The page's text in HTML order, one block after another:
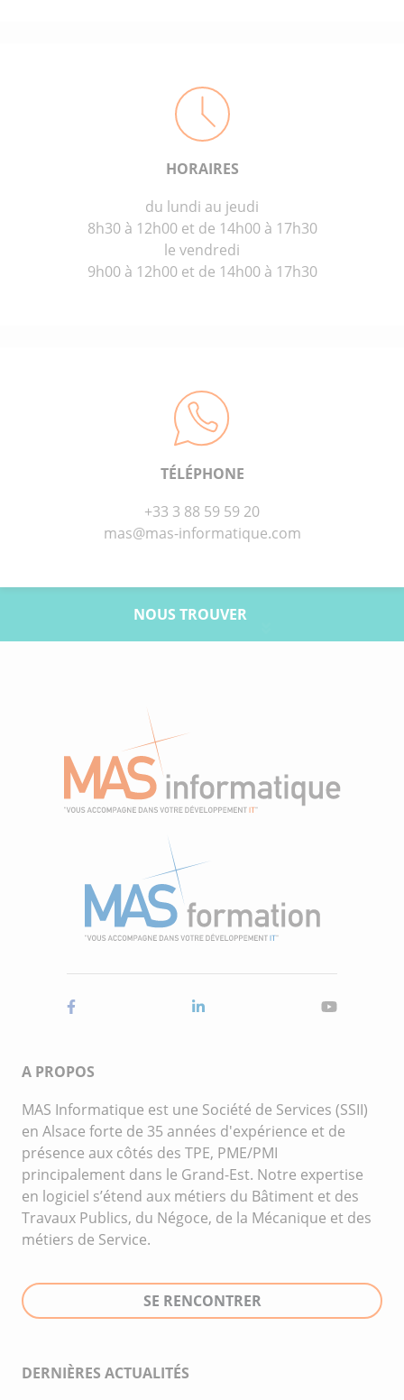
HORAIRES
du lundi au jeudi
8h30 à 12h00 et de 14h00 à 17h30
le vendredi
9h00 à 12h00 et de 14h00 à 17h30
TÉLÉPHONE
+33 3 88 59 59 20
mas@mas-informatique.com
NOUS TROUVER
A PROPOS
MAS Informatique est une Société de Services (SSII)
en Alsace forte de 35 années d'expérience et de
présence aux côtés des TPE, PME/PMI
principalement dans le Grand-Est. Notre expertise
en logiciel s’étend aux métiers du Bâtiment et des
Travaux Publics, du Négoce, de la Mécanique et des
métiers de Service.
SE RENCONTRER
DERNIÈRES ACTUALITÉS